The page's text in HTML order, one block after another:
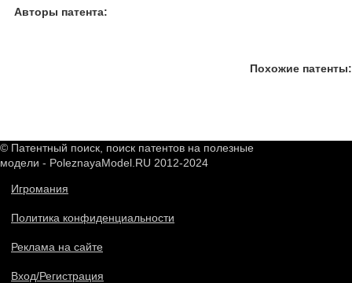
Авторы патента:
Похожие патенты:
© Патентный поиск, поиск патентов на полезные
модели - PoleznayaModel.RU 2012-2024
Игромания
Политика конфиденциальности
Реклама на сайте
Вход/Регистрация